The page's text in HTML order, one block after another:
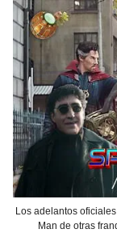
Los adelantos
Man de otras